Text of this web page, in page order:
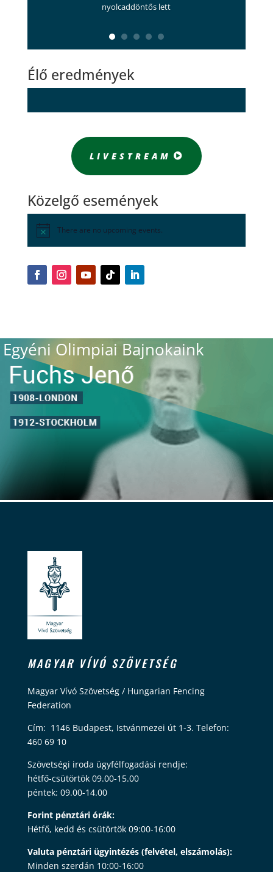
nyolcaddöntős lett
Élő eredmények
LIVESTREAM
Közelgő események
There are no upcoming events.
Egyéni Olimpiai Bajnokaink
MAGYAR VÍVÓ SZÖVETSÉG
Magyar Vívó Szövetség / Hungarian Fencing
Federation
Cím: 1146 Budapest, Istvánmezei út 1-3. Telefon:
460 69 10
Szövetségi iroda ügyfélfogadási rendje:
hétfő-csütörtök 09.00-15.00
péntek: 09.00-14.00
Forint pénztári órák:
Hétfő, kedd és csütörtök 09:00-16:00
Valuta pénztári ügyintézés (felvétel, elszámolás):
Minden szerdán 10:00-16:00